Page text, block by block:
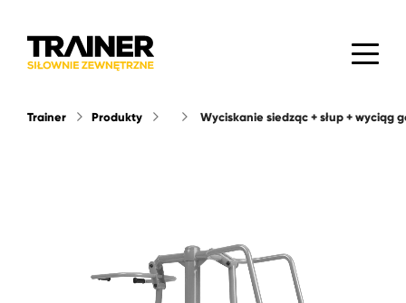
Trainer Produkty wyciskanie siedząc + słup +